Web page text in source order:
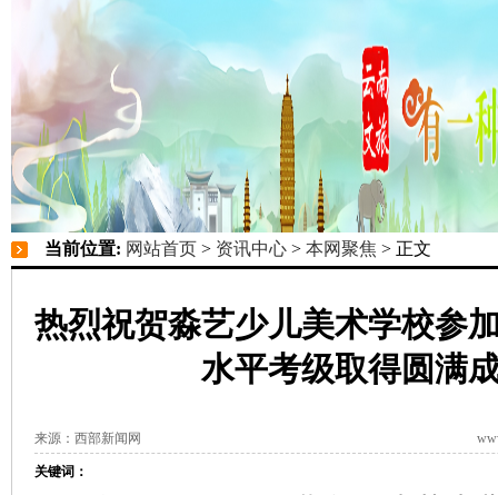
当前位置: 网站首页 > 资讯中心 > 本网聚焦 > 正文
热烈祝贺淼艺少儿美术学校参
水平考级取得圆满
来源：西部新闻网
关键词：